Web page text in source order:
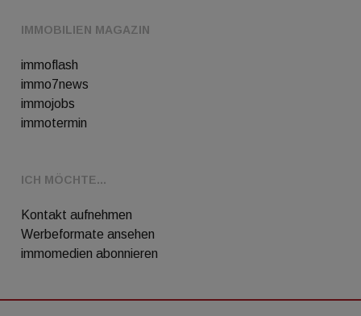
IMMOBILIEN MAGAZIN
immoflash
immo7news
immojobs
immotermin
ICH MÖCHTE...
Kontakt aufnehmen
Werbeformate ansehen
immomedien abonnieren